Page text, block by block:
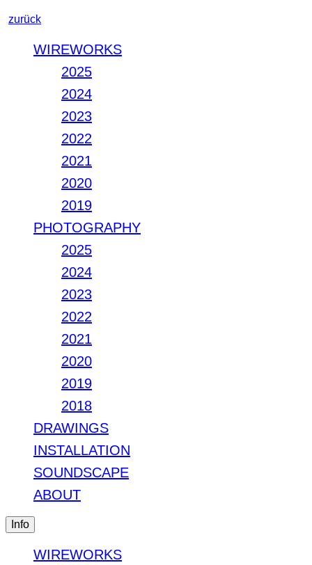
zurück
WIREWORKS
2025
2024
2023
2022
2021
2020
2019
PHOTOGRAPHY
2025
2024
2023
2022
2021
2020
2019
2018
DRAWINGS
INSTALLATION
SOUNDSCAPE
ABOUT
Info
WIREWORKS